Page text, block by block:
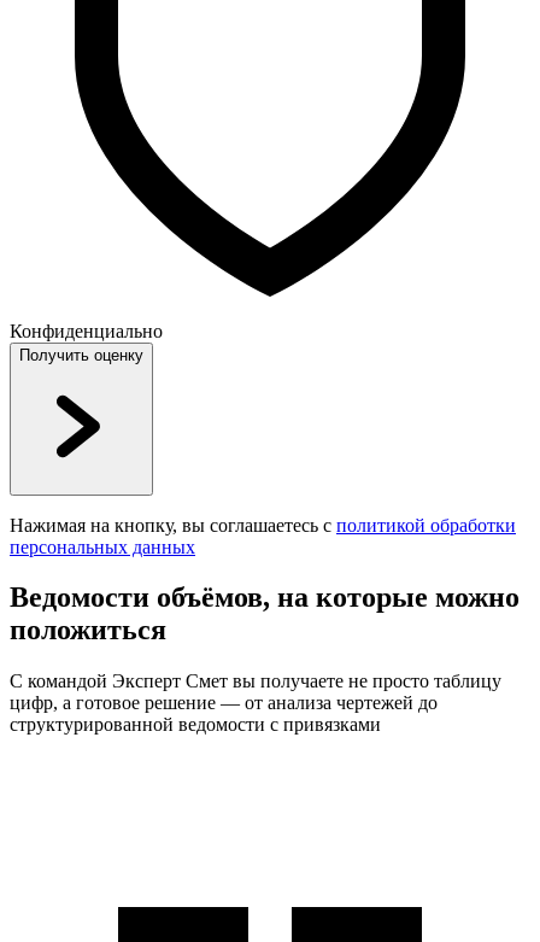
Конфиденциально
Получить оценку
Нажимая на кнопку, вы соглашаетесь с политикой обработки
персональных данных
Ведомости объёмов, на которые можно
положиться
С командой Эксперт Смет вы получаете не просто таблицу
цифр, а готовое решение — от анализа чертежей до
структурированной ведомости с привязками